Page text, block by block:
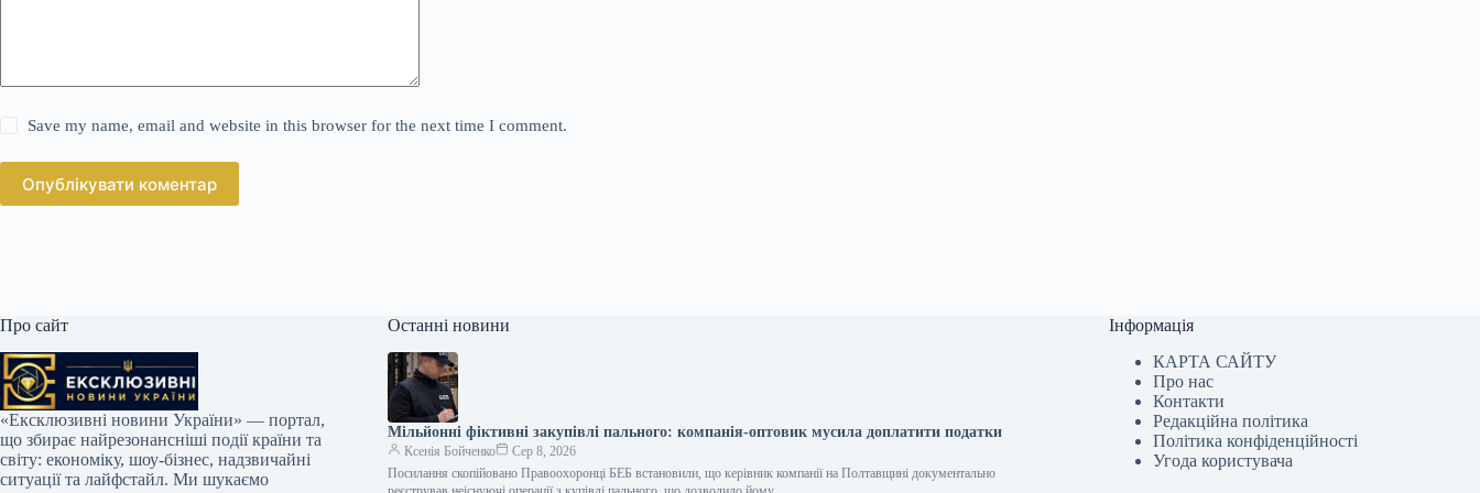
Save my name, email and website in this browser for the next time I comment.
Опублікувати коментар
Про сайт
«Ексклюзивні новини України» — портал,
що збирає найрезонансніші події країни та
світу: економіку, шоу-бізнес, надзвичайні
ситуації та лайфстайл. Ми шукаємо
Останні новини
Мільйонні фіктивні закупівлі пального: компанія-оптовик мусила доплатити податки
Ксенія Бойченко
Сер 8, 2026
Посилання скопійовано Правоохоронці БЕБ встановили, що керівник компанії на Полтавщині документально
Інформація
КАРТА САЙТУ
Про нас
Контакти
Редакційна політика
Політика конфіденційності
Угода користувача